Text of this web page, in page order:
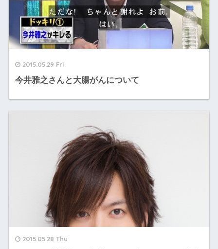
2015.05.29 Fri
今井雅之さんと大腸がんについて
2015.05.28 Thu